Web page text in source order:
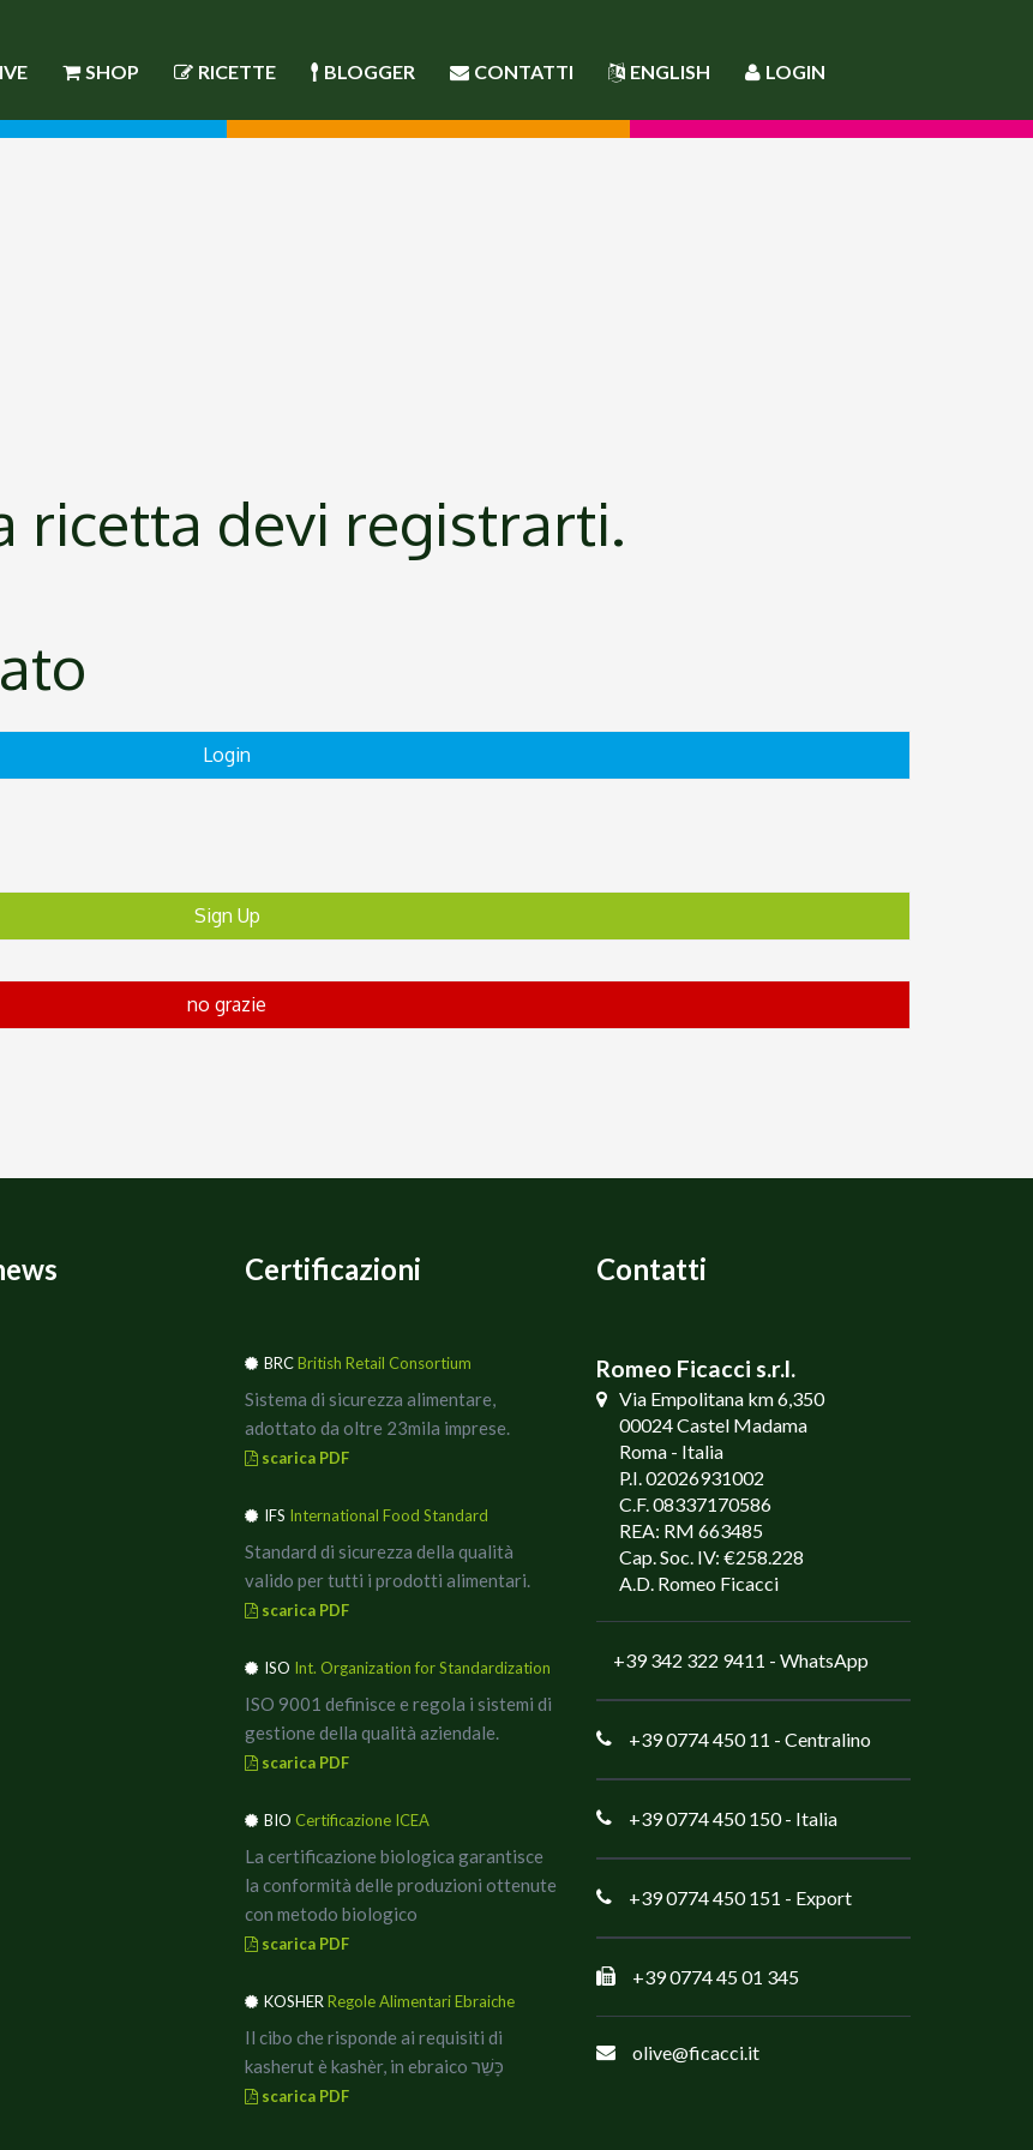
SHOP RICETTE BLOGGER CONTATTI ENGLISH LOGIN
ricetta devi registrarti.
Certificazioni
BRCBritish Retail Consortium
Sistema di sicurezza alimentare,
adottato da oltre 23mila imprese.
scarica PDF
IFS International Food Standard
Standard di sicurezza della qualità
valido per tutti i prodotti alimentari.
scarica PDF
ISO Int. Organization for Standardization
ISO 9001 definisce e regola i sistemi di
gestione della qualità aziendale.
scarica PDF
BIO Certificazione ICEA
La certificazione biologica garantisce
la conformità delle produzioni ottenute
con metodo biologico
scarica PDF
KOSHER Regole Alimentari Ebraiche
Il cibo che risponde ai requisiti di
kasherut è kashèr, in ebraico כָּשֵׁר
scarica PDF
Contatti
Romeo Ficacci s.r.l.
Via Empolitana km 6,350
00024 Castel Madama
Roma - Italia
P.I. 02026931002
C.F. 08337170586
REA: RM 663485
Cap. Soc. IV: €258.228
A.D. Romeo Ficacci
+39 342 322 9411 - WhatsApp
+39 0774 450 11 - Centralino
+39 0774 450 150- Italia
+39 0774 450 151 - Export
+39 0774 45 01 345
olive@ficacci.it